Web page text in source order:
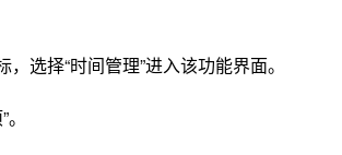
选择“时间管理”进入该功能界面。